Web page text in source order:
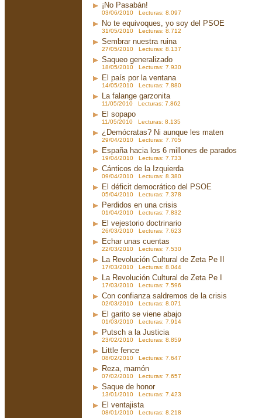
¡No Pasabán!
03/06/2010 Lecturas: 8.097
No te equivoques, yo soy del PSOE
31/05/2010 Lecturas: 8.712
Sembrar nuestra ruina
27/05/2010 Lecturas: 8.137
Saqueo generalizado
18/05/2010 Lecturas: 7.930
El país por la ventana
14/05/2010 Lecturas: 7.880
La falange garzonita
11/05/2010 Lecturas: 7.862
El sopapo
11/05/2010 Lecturas: 8.135
¿Demócratas? Ni aunque les maten
29/04/2010 Lecturas: 7.705
España hacia los 6 millones de parados
19/04/2010 Lecturas: 7.733
Cánticos de la Izquierda
09/04/2010 Lecturas: 8.380
El déficit democrático del PSOE
05/04/2010 Lecturas: 7.378
Perdidos en una crisis
01/04/2010 Lecturas: 7.832
El vejestorio doctrinario
26/03/2010 Lecturas: 7.623
Echar unas cuentas
22/03/2010 Lecturas: 7.530
La Revolución Cultural de Zeta Pe II
17/03/2010 Lecturas: 8.044
La Revolución Cultural de Zeta Pe I
17/03/2010 Lecturas: 7.596
Con confianza saldremos de la crisis
02/03/2010 Lecturas: 8.071
El garito se viene abajo
01/03/2010 Lecturas: 7.914
Putsch a la Justicia
23/02/2010 Lecturas: 8.859
Little fence
08/02/2010 Lecturas: 7.647
Reza, mamón
07/02/2010 Lecturas: 7.657
Saque de honor
13/01/2010 Lecturas: 7.423
El ventajista
08/01/2010 Lecturas: 8.218